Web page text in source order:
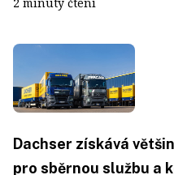
Dachser získává
pro sběrnou službu a